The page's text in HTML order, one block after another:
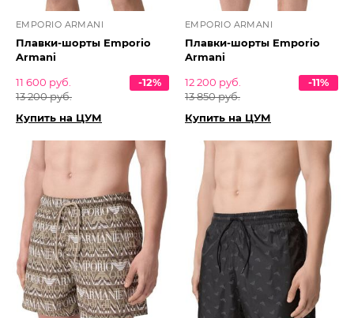
EMPORIO ARMANI
Плавки-шорты Emporio
Armani
11 600 руб.
13 200 руб.
-12%
Купить на ЦУМ
EMPORIO ARMANI
Плавки-шорты Emporio
Armani
12 200 руб.
13 850 руб.
-11%
Купить на ЦУМ